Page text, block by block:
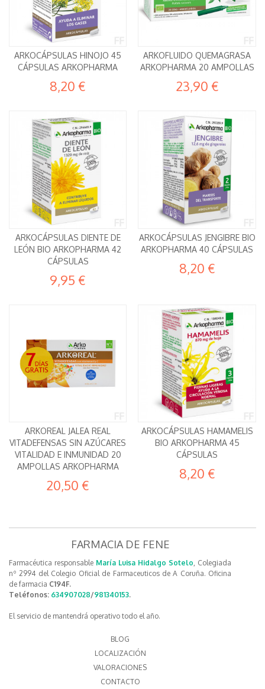
ARKOCÁPSULAS HINOJO 45
CÁPSULAS ARKOPHARMA
8,20 €
ARKOFLUIDO QUEMAGRASA
ARKOPHARMA 20 AMPOLLAS
23,90 €
ARKOCÁPSULAS DIENTE DE
LEÓN BIO ARKOPHARMA 42
CÁPSULAS
9,95 €
ARKOCÁPSULAS JENGIBRE BIO
ARKOPHARMA 40 CÁPSULAS
8,20 €
ARKOREAL JALEA REAL
VITADEFENSAS SIN AZÚCARES
VITALIDAD E INMUNIDAD 20
AMPOLLAS ARKOPHARMA
20,50 €
ARKOCÁPSULAS HAMAMELIS
BIO ARKOPHARMA 45
CÁPSULAS
8,20 €
FARMACIA DE FENE
Farmacéutica responsable María Luisa Hidalgo Sotelo, Colegiada
nº 2994 del Colegio Oficial de Farmaceuticos de A Coruña. Oficina
de farmacia C194F.
Teléfonos: 634907028/981340153.
El servicio de mantendrá operativo todo el año.
BLOG
LOCALIZACIÓN
VALORACIONES
CONTACTO